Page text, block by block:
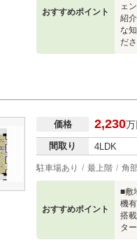
おすすめポイント
ェ
紹
な
だ
価格 2,230万
間取り 4LDK
駐車場あり 最上階 角
おすすめポイント
■敷
機
搭
タ